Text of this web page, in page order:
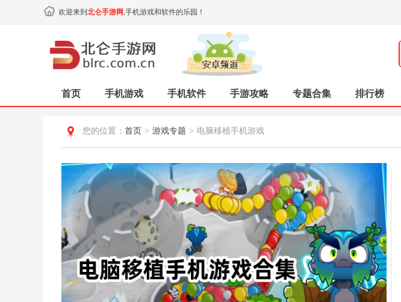
欢迎来到 北仑手游网,手机游戏和软件的乐园！
首页 手机游戏 手机软件 手游攻略 专题合集 排行榜
您的位置： 首页 > 游戏专题 > 电脑移植手机游戏